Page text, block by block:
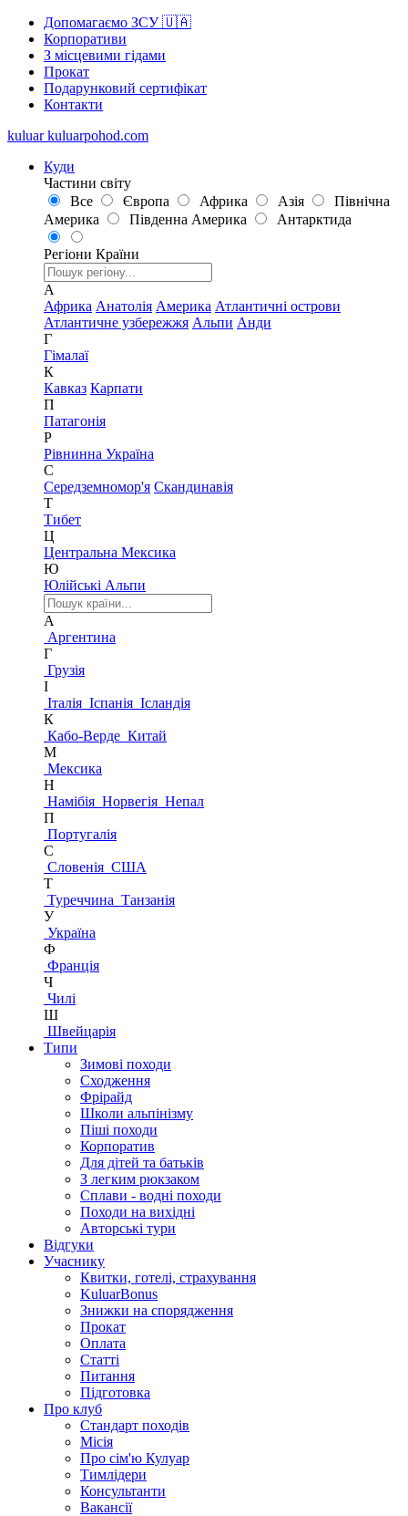
Допомагаємо ЗСУ 🇺🇦
Корпоративи
З місцевими гідами
Прокат
Подарунковий сертифікат
Контакти
kuluar kuluarpohod.com
Куди
Частини світу
Все
Європа Африка Азія
Північна
Америка
Південна Америка Антарктида
Регіони Країни
А
Африка Анатолія Америка Атлантичні острови
Атлантичне узбережжя Альпи Анди
Г
Гімалаї
К
Кавказ Карпати
П
Патагонія
Р
Рівнинна Україна
С
Середземномор'я Скандинавія
Т
Тибет
Ц
Центральна Мексика
Ю
Юлійські Альпи
А
Аргентина
Г
Грузія
І
Італія Іспанія Ісландія
К
Кабо-Верде Китай
М
Мексика
Н
Намібія Норвегія Непал
П
Португалія
С
Словенія США
Т
Туреччина Танзанія
У
Україна
Ф
Франція
Ч
Чилі
Ш
Швейцарія
Типи
Зимові походи
Сходження
Фрірайд
Школи альпінізму
Піші походи
Корпоратив
Для дітей та батьків
З легким рюкзаком
Сплави - водні походи
Походи на вихідні
Авторські тури
Відгуки
Учаснику
Квитки, готелі, страхування
KuluarBonus
Знижки на спорядження
Прокат
Оплата
Статті
Питання
Підготовка
Про клуб
Стандарт походів
Місія
Про сім'ю Кулуар
Тимлідери
Консультанти
Вакансії